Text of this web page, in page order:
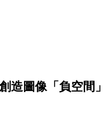
造圖像「負空間